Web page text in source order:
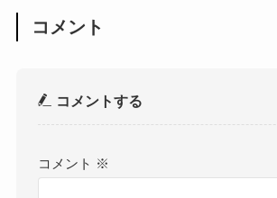
コメント
コメントする
コメント ※